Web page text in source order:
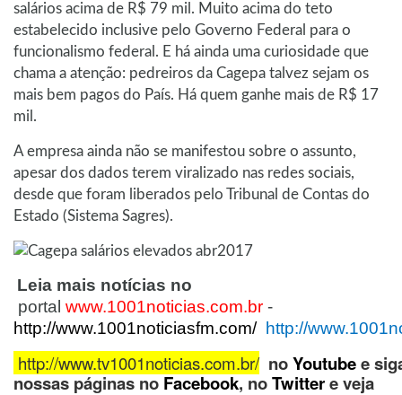
salários acima de R$ 79 mil. Muito acima do teto
estabelecido inclusive pelo Governo Federal para o
funcionalismo federal. E há ainda uma curiosidade que
chama a atenção: pedreiros da Cagepa talvez sejam os
mais bem pagos do País. Há quem ganhe mais de R$ 17
mil.
A empresa ainda não se manifestou sobre o assunto,
apesar dos dados terem viralizado nas redes sociais,
desde que foram liberados pelo Tribunal de Contas do
Estado (Sistema Sagres).
Leia mais notícias no
portal www.1001noticias.com.br -
http://www.1001noticiasfm.com/
http://
http://www.tv1001noticias.com.br/ noYoutubee
nossas páginas no Facebook, noTwittere veja